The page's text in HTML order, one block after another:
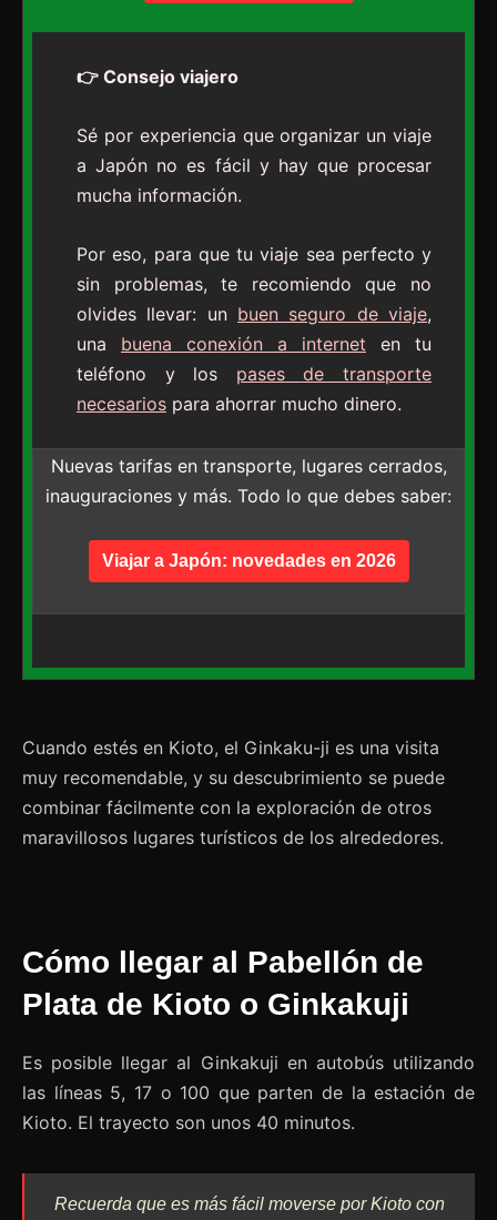
👉 Consejo viajero
Sé por experiencia que organizar un viaje
a Japón no es fácil y hay que procesar
mucha información.
Por eso, para que tu viaje sea perfecto y
sin problemas, te recomiendo que no
olvides llevar: un buen seguro de viaje,
una
buena conexión a internet
en tu
teléfono y los
pases de transporte
necesarios para ahorrar mucho dinero.
Nuevas tarifas en transporte, lugares cerrados,
inauguraciones y más. Todo lo que debes saber:
Viajar a Japón: novedades en 2026
Cuando estés en Kioto, el Ginkaku-ji es una visita
muy recomendable, y su descubrimiento se puede
combinar fácilmente con la exploración de otros
maravillosos lugares turísticos de los alrededores.
Cómo llegar al Pabellón de
Plata de Kioto o Ginkakuji
Es posible llegar al Ginkakuji en autobús utilizando
las líneas 5, 17 o 100 que parten de la estación de
Kioto. El trayecto son unos 40 minutos.
Recuerda que es más fácil moverse por Kioto con